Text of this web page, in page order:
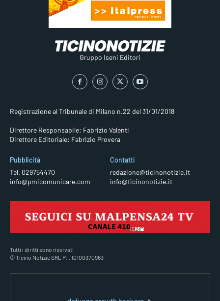
Gruppo Iseni Editori
Registrazione al Tribunale di Milano n.22 del 31/01/2018
Direttore Responsabile: Fabrizio Valenti
Direttore Editoriale: Fabrizio Provera
Pubblicità
Tel. 029754470
info@pmicomunicare.com
Contatti
redazione@ticinonotizie.it
info@ticinonotizie.it
Tutti i diritti sono riservati
© Ticino Notizie SRL P.I. 10100370963